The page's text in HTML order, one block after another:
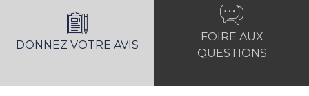
DONNEZ VOTRE AVIS
FOIRE AUX
QUESTIONS